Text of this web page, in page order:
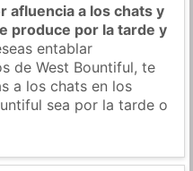
afluencia a los chats y
produce por la tarde y
entablar
de West Bountiful, te
a los chats en los
sea por la tarde o